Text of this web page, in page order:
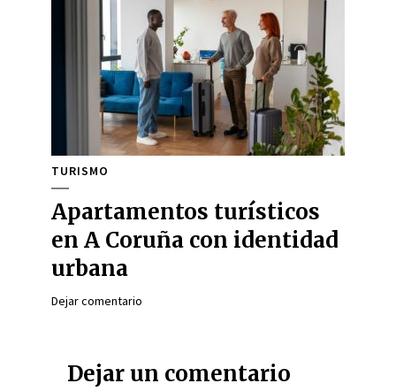
TURISMO
Apartamentos turísticos
en A Coruña con identidad
urbana
Dejar comentario
Dejar un comentario